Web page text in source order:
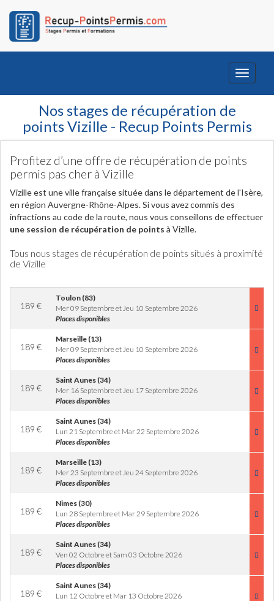
Toggle
Nos stages de récupération de
points Vizille - Recup Points Permis
Profitez d’une offre de récupération de points
permis pas cher à Vizille
Vizille est une ville française située dans le département de l'Isère,
en région Auvergne-Rhône-Alpes. Si vous avez commis des
infractions au code de la route, nous vous conseillons de effectuer
une session de récupération de points à Vizille.
Tous nous stages de récupération de points situés à proximité
de Vizille
189 €
Toulon (83)
Mer 09 Septembre et Jeu 10 Septembre 2026
Places disponibles
189 €
Marseille (13)
Mer 09 Septembre et Jeu 10 Septembre 2026
Places disponibles
189 €
Saint Aunes (34)
Mer 16 Septembre et Jeu 17 Septembre 2026
Places disponibles
189 €
Saint Aunes (34)
Lun 21 Septembre et Mar 22 Septembre 2026
Places disponibles
189 €
Marseille (13)
Mer 23 Septembre et Jeu 24 Septembre 2026
Places disponibles
189 €
Nimes (30)
Lun 28 Septembre et Mar 29 Septembre 2026
Places disponibles
189 €
Saint Aunes (34)
Ven 02 Octobre et Sam 03 Octobre 2026
Places disponibles
189 €
Saint Aunes (34)
Lun 12 Octobre et Mar 13 Octobre 2026